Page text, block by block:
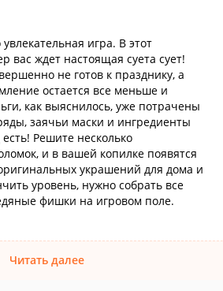
игра. В этот
вас ждет настоящая суета сует!
не готов к празднику, а
остается все меньше и
как выяснилось, уже потрачены
заячьи маски и ингредиенты
Решите несколько
и в вашей копилке появятся
украшений для дома и
уровень, нужно собрать все
фишки на игровом поле.
Читать далее